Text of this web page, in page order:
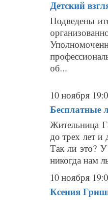
Детский
Подведены
об...
10 ноября
Бесплатные
Жительница
до трех лет и
Так ли это?
никогда нам
10 ноября
Ксения